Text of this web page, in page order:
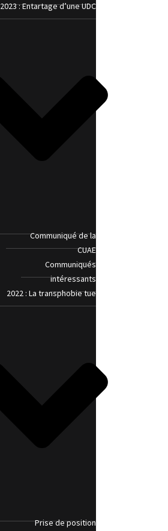
2023 : Entartage d’une UDC
Communiqué de la
CUAE
Communiqués
intéressants
2022 : La transphobie tue
Prise de position